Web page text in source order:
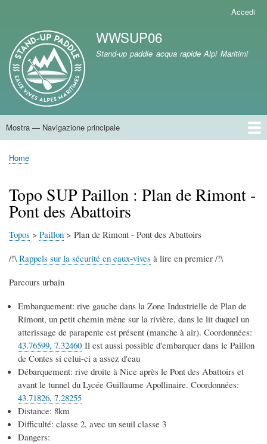
contenuto
principale
utente
Accedi
Branding del sito
WWSUP06
Stand-up paddle acqua rapide Alpi Maritimi
Navigazione
Mostra — Navigazione principale
Home
Briciole
pane
Home
Topo SUP Paillon : Plan de Rimont -
Pont des Abattoirs
Topos > Paillon > Plan de Rimont - Pont des Abattoirs
/!\Rappels sur la sécurité en eaux-vives à lire en premier /!\
Parcours urbain
Embarquement: rive gauche dans la Zone Industrielle de Plan de
Rimont, un petit chemin mène sur la rivière, dans le lit duquel un
atterissage de parapente est présent (manche à air). Coordonnées:
43.76599, 7.32460 Il est aussi possible d'embarquer dans le Paillon
de Contes si celui-ci a assez d'eau
Débarquement: rive droite à Nice après le Pont des Abattoirs et
avant le tunnel du Lycée Guillaume Apollinaire. Coordonnées:
43.71826, 7.28255
Distance: 8km
Difficulté: classe 2, avec un seuil classe 3
Dangers: